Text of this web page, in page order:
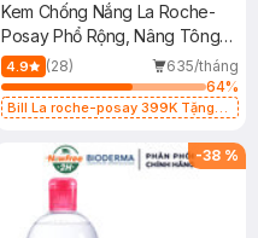
Kem Chống Nắng La Roche-
Posay Phổ Rộng, Nâng Tông
Kiềm Dầu 50ml
4.9 (28)
635/tháng
64%
Bill La roche-posay 399K Tặng
(SL có hạn)
-38 %